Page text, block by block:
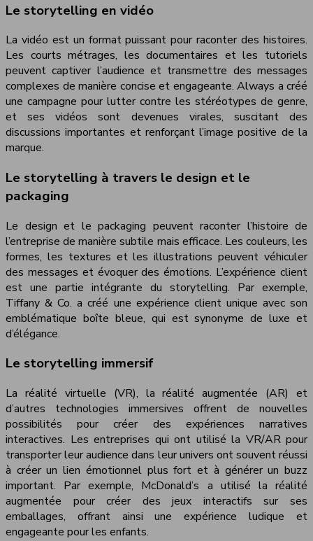
Le storytelling en vidéo
La vidéo est un format puissant pour raconter des histoires.
Les courts métrages, les documentaires et les tutoriels
peuvent captiver l’audience et transmettre des messages
complexes de manière concise et engageante. Always a créé
une campagne pour lutter contre les stéréotypes de genre,
et ses vidéos sont devenues virales, suscitant des
discussions importantes et renforçant l’image positive de la
marque.
Le storytelling à travers le design et le
packaging
Le design et le packaging peuvent raconter l’histoire de
l’entreprise de manière subtile mais efficace. Les couleurs, les
formes, les textures et les illustrations peuvent véhiculer
des messages et évoquer des émotions. L’expérience client
est une partie intégrante du storytelling. Par exemple,
Tiffany & Co. a créé une expérience client unique avec son
emblématique boîte bleue, qui est synonyme de luxe et
d’élégance.
Le storytelling immersif
La réalité virtuelle (VR), la réalité augmentée (AR) et
d’autres technologies immersives offrent de nouvelles
possibilités pour créer des expériences narratives
interactives. Les entreprises qui ont utilisé la VR/AR pour
transporter leur audience dans leur univers ont souvent réussi
à créer un lien émotionnel plus fort et à générer un buzz
important. Par exemple, McDonald’s a utilisé la réalité
augmentée pour créer des jeux interactifs sur ses
emballages, offrant ainsi une expérience ludique et
engageante pour les enfants.